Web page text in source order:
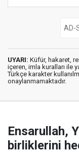
UYARI: Küfür, hakaret,
içeren, imla kuralları ile
Türkçe karakter
onaylanmamaktadır.
Ensarullah,
birliklerini